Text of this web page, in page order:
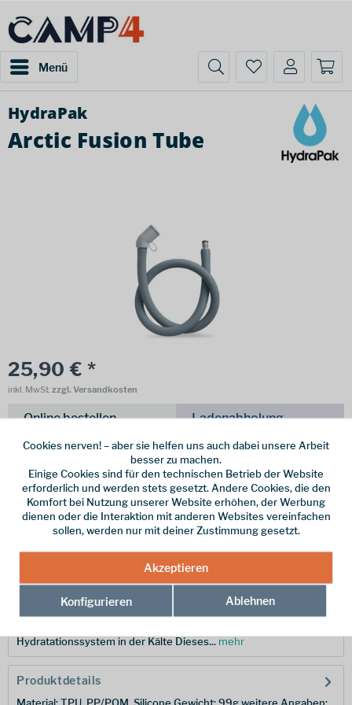
Menü
HydraPak
Arctic Fusion Tube
25,90 € *
inkl. MwSt.zzgl. Versandkosten
Online bestellen Ladenabholung
vorrätig | Lieferzeit 1-3 Werktage
In den Warenkorb
Merken
Hersteller-Nr.: HYDX186
Beschreibung
Hydratationssystem in der Kälte Dieses... mehr
Produktdetails
Cookies nerven! – aber sie helfen uns auch dabei unsere Arbeit
besser zu machen.
Einige Cookies sind für den technischen Betrieb der Website
erforderlich und werden stets gesetzt. Andere Cookies, die den
Komfort bei Nutzung unserer Website erhöhen, der Werbung
dienen oder die Interaktion mit anderen Websites vereinfachen
sollen, werden nur mit deiner Zustimmung gesetzt.
Akzeptieren
Konfigurieren Ablehnen